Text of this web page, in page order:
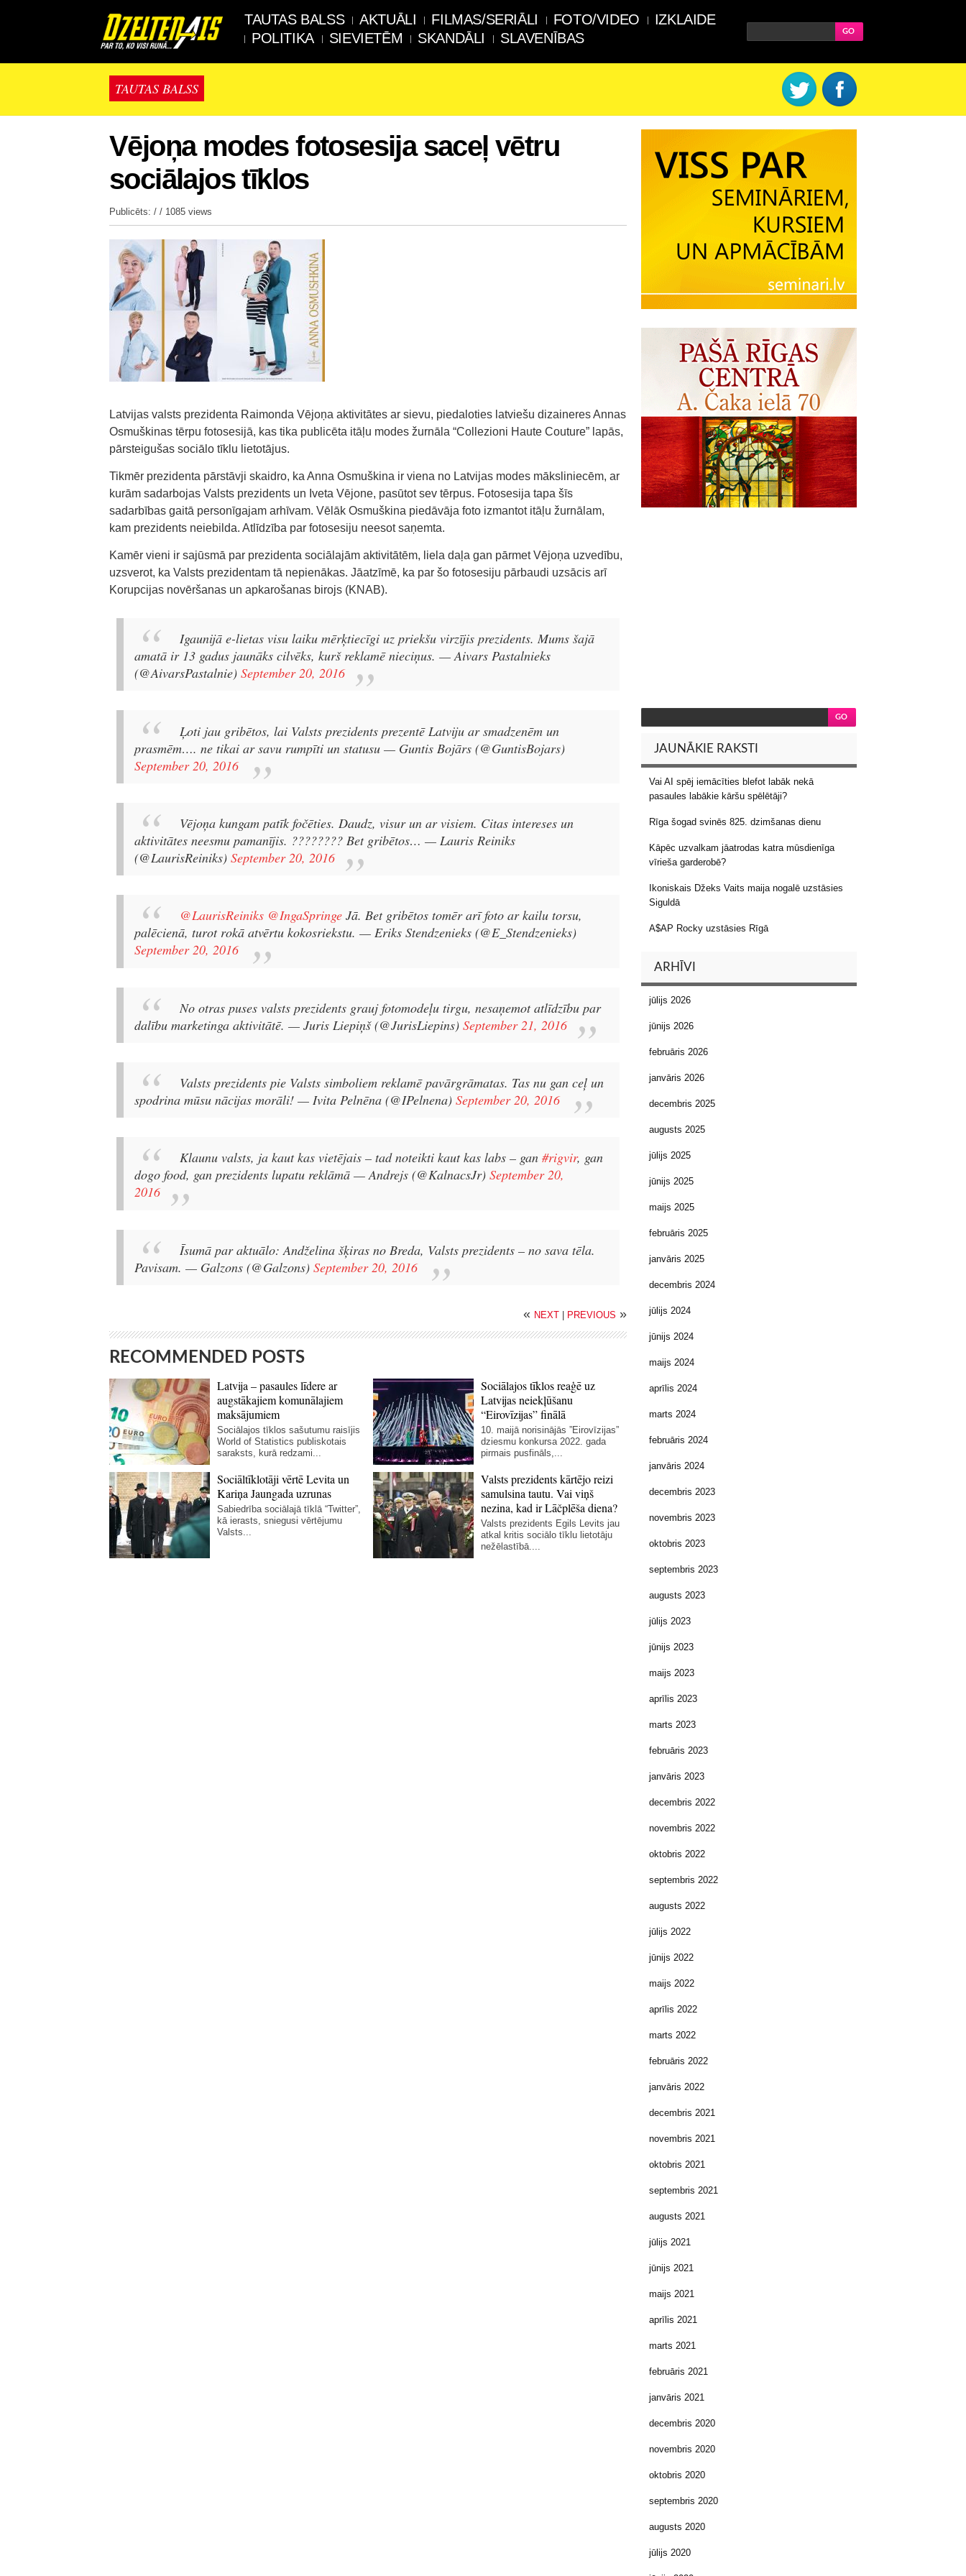
TAUTAS BALSS AKTUĀLI FILMAS/SERIĀLI FOTO/VIDEO
IZKLAIDE
POLITIKA
SIEVIETĒM SKANDĀLI SLAVENĪBAS
TAUTAS BALSS
Vējoņa modes fotosesija saceļ vētru
sociālajos tīklos
Publicēts: / / 1085 views
Latvijas valsts prezidenta Raimonda Vējoņa aktivitātes ar sievu, piedaloties latviešu dizaineres Annas
Osmuškinas tērpu fotosesijā, kas tika publicēta itāļu modes žurnāla “Collezioni Haute Couture” lapās,
pārsteigušas sociālo tīklu lietotājus.
Tikmēr prezidenta pārstāvji skaidro, ka Anna Osmuškina ir viena no Latvijas modes māksliniecēm, ar
kurām sadarbojas Valsts prezidents un Iveta Vējone, pasūtot sev tērpus. Fotosesija tapa šīs
sadarbības gaitā personīgajam arhīvam. Vēlāk Osmuškina piedāvāja foto izmantot itāļu žurnālam,
kam prezidents neiebilda. Atlīdzība par fotosesiju neesot saņemta.
Kamēr vieni ir sajūsmā par prezidenta sociālajām aktivitātēm, liela daļa gan pārmet Vējoņa uzvedību,
uzsverot, ka Valsts prezidentam tā nepienākas. Jāatzīmē, ka par šo fotosesiju pārbaudi uzsācis arī
Korupcijas novēršanas un apkarošanas birojs (KNAB).
Igaunijā e-lietas visu laiku mērķtiecīgi uz priekšu virzījis prezidents. Mums šajā
amatā ir 13 gadus jaunāks cilvēks, kurš reklamē nieciņus. — Aivars Pastalnieks
(@AivarsPastalnie) September 20, 2016
Ļoti jau gribētos, lai Valsts prezidents prezentē Latviju ar smadzenēm un
prasmēm…. ne tikai ar savu rumpīti un statusu — Guntis Bojārs (@GuntisBojars)
September 20, 2016
Vējoņa kungam patīk fočēties. Daudz, visur un ar visiem. Citas intereses un
aktivitātes neesmu pamanījis. ???????? Bet gribētos… — Lauris Reiniks
(@LaurisReiniks) September 20, 2016
@LaurisReiniks @IngaSpringe Jā. Bet gribētos tomēr arī foto ar kailu torsu,
palēcienā, turot rokā atvērtu kokosriekstu. — Eriks Stendzenieks (@E_Stendzenieks)
September 20, 2016
No otras puses valsts prezidents grauj fotomodeļu tirgu, nesaņemot atlīdzību par
dalību marketinga aktivitātē. — Juris Liepiņš (@JurisLiepins) September 21, 2016
Valsts prezidents pie Valsts simboliem reklamē pavārgrāmatas. Tas nu gan ceļ un
spodrina mūsu nācijas morāli! — Ivita Pelnēna (@IPelnena) September 20, 2016
Klaunu valsts, ja kaut kas vietējais – tad noteikti kaut kas labs – gan #rigvir, gan
dogo food, gan prezidents lupatu reklāmā — Andrejs (@KalnacsJr) September 20,
2016
Īsumā par aktuālo: Andželina šķiras no Breda, Valsts prezidents – no sava tēla.
Pavisam. — Galzons (@Galzons) September 20, 2016
« NEXT PREVIOUS »
RECOMMENDED POSTS
Latvija – pasaules līdere ar
augstākajiem komunālajiem
maksājumiem
Sociālajos tīklos sašutumu raisījis
World of Statistics publiskotais
saraksts, kurā redzami...
Sociālajos tīklos reaģē uz
Latvijas neiekļūšanu
“Eirovīzijas” finālā
10. maijā norisinājās ”Eirovīzijas”
dziesmu konkursa 2022. gada
pirmais pusfināls,...
Sociāltīklotāji vērtē Levita un
Kariņa Jaungada uzrunas
Sabiedrība sociālajā tīklā “Twitter”,
kā ierasts, sniegusi vērtējumu
Valsts...
Valsts prezidents kārtējo reizi
samulsina tautu. Vai viņš
nezina, kad ir Lāčplēša diena?
Valsts prezidents Egils Levits jau
atkal kritis sociālo tīklu lietotāju
nežēlastībā....
JAUNĀKIE RAKSTI
Vai AI spēj iemācīties blefot labāk nekā
pasaules labākie kāršu spēlētāji?
Rīga šogad svinēs 825. dzimšanas dienu
Kāpēc uzvalkam jāatrodas katra mūsdienīga
vīrieša garderobē?
Ikoniskais Džeks Vaits maija nogalē uzstāsies
Siguldā
A$AP Rocky uzstāsies Rīgā
ARHĪVI
jūlijs 2026
jūnijs 2026
februāris 2026
janvāris 2026
decembris 2025
augusts 2025
jūlijs 2025
jūnijs 2025
maijs 2025
februāris 2025
janvāris 2025
decembris 2024
jūlijs 2024
jūnijs 2024
maijs 2024
aprīlis 2024
marts 2024
februāris 2024
janvāris 2024
decembris 2023
novembris 2023
oktobris 2023
septembris 2023
augusts 2023
jūlijs 2023
jūnijs 2023
maijs 2023
aprīlis 2023
marts 2023
februāris 2023
janvāris 2023
decembris 2022
novembris 2022
oktobris 2022
septembris 2022
augusts 2022
jūlijs 2022
jūnijs 2022
maijs 2022
aprīlis 2022
marts 2022
februāris 2022
janvāris 2022
decembris 2021
novembris 2021
oktobris 2021
septembris 2021
augusts 2021
jūlijs 2021
jūnijs 2021
maijs 2021
aprīlis 2021
marts 2021
februāris 2021
janvāris 2021
decembris 2020
novembris 2020
oktobris 2020
septembris 2020
augusts 2020
jūlijs 2020